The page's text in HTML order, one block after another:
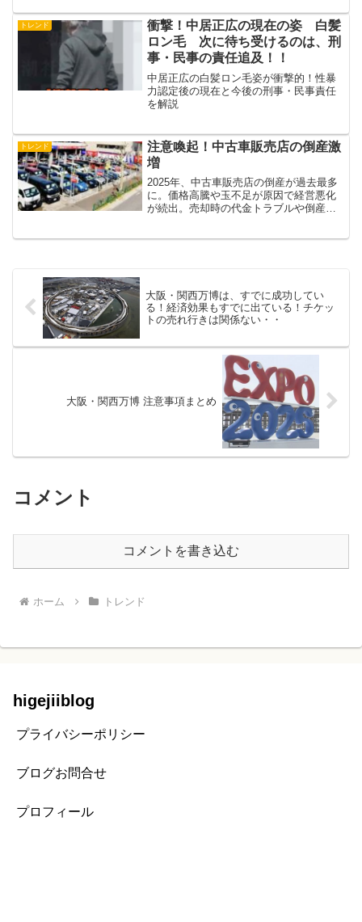
トレンド
衝撃！中居正広の現在の姿 白髪
ロン毛 次に待ち受けるのは、刑
事・民事の責任追及！！
中居正広の白髪ロン毛姿が衝撃的！性暴
力認定後の現在と今後の刑事・民事責任
を解説
トレンド
注意喚起！中古車販売店の倒産激
増
2025年、中古車販売店の倒産が過去最多
に。価格高騰や玉不足が原因で経営悪化
が続出。売却時の代金トラブルや倒産リ
大阪・関西万博は、すでに成功してい
る！経済効果もすでに出ている！チケッ
トの売れ行きは関係ない・・
大阪・関西万博 注意事項まとめ
コメント
コメントを書き込む
ホーム トレンド
higejiiblog
プライバシーポリシー
ブログお問合せ
プロフィール